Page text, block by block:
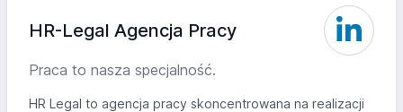
HR-Legal Agencja Pracy
Praca to nasza specjalność.
HR Legal to agencja pracy skoncentrowana na realizacji